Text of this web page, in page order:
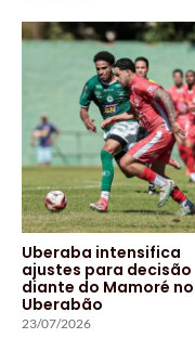
Uberaba intensifica
ajustes para decisão
diante do Mamoré no
Uberabão
23/07/2026